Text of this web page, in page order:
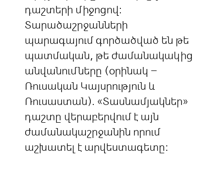
դաշտերի միջոցով:
Տարածաշրջանների
պարագայում գործածված են թե
պատմական, թե ժամանակակից
անվանումները (օրինակ –
Ռուսական Կայսրություն և
Ռուսաստան). «Տասնամյակներ»
դաշտը վերաբերվում է այն
ժամանակաշրջանին որում
աշխատել է արվեստագետը: